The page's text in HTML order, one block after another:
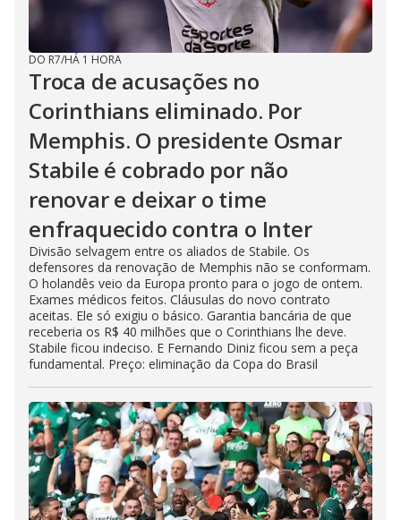
DO R7/HÁ 1 HORA
Troca de acusações no
Corinthians eliminado. Por
Memphis. O presidente Osmar
Stabile é cobrado por não
renovar e deixar o time
enfraquecido contra o Inter
Divisão selvagem entre os aliados de Stabile. Os
defensores da renovação de Memphis não se conformam.
O holandês veio da Europa pronto para o jogo de ontem.
Exames médicos feitos. Cláusulas do novo contrato
aceitas. Ele só exigiu o básico. Garantia bancária de que
receberia os R$ 40 milhões que o Corinthians lhe deve.
Stabile ficou indeciso. E Fernando Diniz ficou sem a peça
fundamental. Preço: eliminação da Copa do Brasil